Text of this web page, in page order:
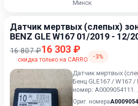
Минск
Датчик мертвых (слепых) зон
BENZ GLE W167 01/2019 - 12/
16 807 ₽16 303 ₽
скидка только на CARRO -3%
Датчик мертвых
Бенц GLE167 / W167
номер: А0009054111.
дефектов
Ориг. номера